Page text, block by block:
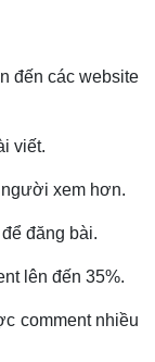
đến các website
viết.
xem hơn.
đăng bài.
lên đến 35%.
comment nhiều